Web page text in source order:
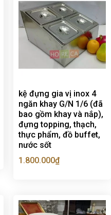
kệ đựng gia vị inox 4
ngăn khay G/N 1/6 (đã
bao gồm khay và nắp),
đựng topping, thạch,
thực phẩm, đồ buffet,
nước sốt
1.800.000₫